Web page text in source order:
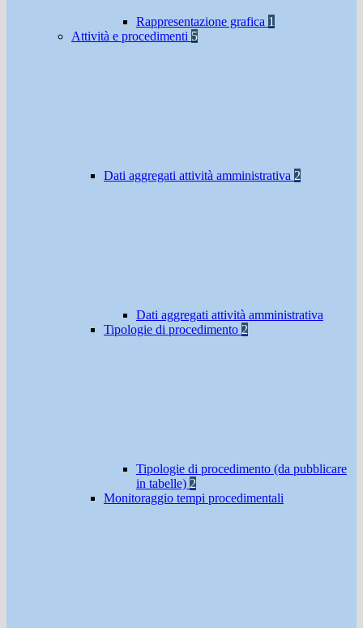
Rappresentazione grafica 1
Attività e procedimenti 5
Dati aggregati attività amministrativa 2
Dati aggregati attività amministrativa
Tipologie di procedimento 2
Tipologie di procedimento (da pubblicare
in tabelle) 2
Monitoraggio tempi procedimentali